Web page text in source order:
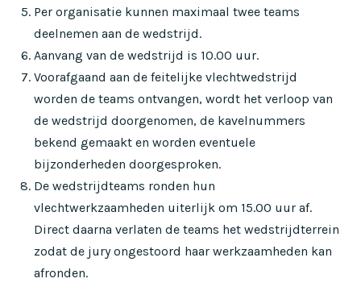
Per organisatie kunnen maximaal twee teams
deelnemen aan de wedstrijd.
Aanvang van de wedstrijd is 10.00 uur.
Voorafgaand aan de feitelijke vlechtwedstrijd
worden de teams ontvangen, wordt het verloop van
de wedstrijd doorgenomen, de kavelnummers
bekend gemaakt en worden eventuele
bijzonderheden doorgesproken.
De wedstrijdteams ronden hun
vlechtwerkzaamheden uiterlijk om 15.00 uur af.
Direct daarna verlaten de teams het wedstrijdterrein
zodat de jury ongestoord haar werkzaamheden kan
afronden.